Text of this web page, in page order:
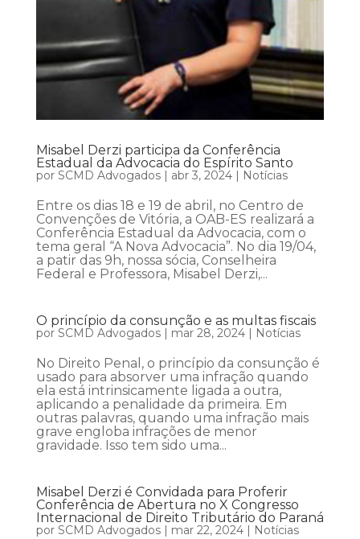
Misabel Derzi participa da Conferência
Estadual da Advocacia do Espírito Santo
por SCMD Advogados| abr 3, 2024| Notícias
Entre os dias 18 e 19 de abril, no Centro de
Convenções de Vitória, a OAB-ES realizará a
Conferência Estadual da Advocacia, com o
tema geral “A Nova Advocacia”. No dia 19/04,
a patir das 9h, nossa sócia, Conselheira
Federal e Professora, Misabel Derzi,...
O princípio da consunção e as multas fiscais
por SCMD Advogados| mar 28, 2024| Notícias
No Direito Penal, o princípio da consunção é
usado para absorver uma infração quando
ela está intrinsicamente ligada a outra,
aplicando a penalidade da primeira. Em
outras palavras, quando uma infração mais
grave engloba infrações de menor
gravidade. Isso tem sido uma...
Misabel Derzi é Convidada para Proferir
Conferência de Abertura no X Congresso
Internacional de Direito Tributário do Paraná
por SCMD Advogados| mar 22, 2024| Notícias